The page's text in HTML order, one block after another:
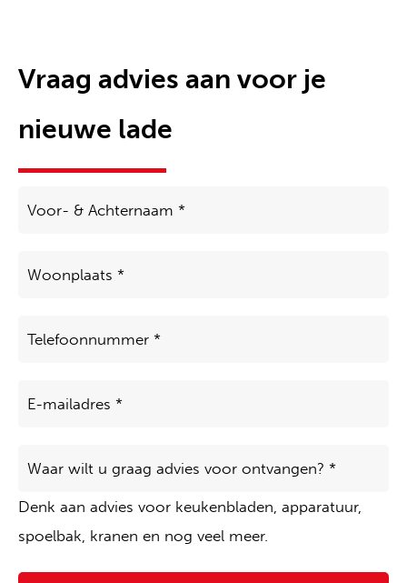
Vraag advies aan voor je
nieuwe lade
mailadres*
wilt
graag
advies
ontvangen?
Denk aan advies voor keukenbladen, apparatuur,
spoelbak, kranen en nog veel meer.